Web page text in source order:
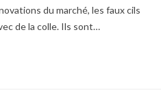
du marché, les faux cils
de la colle. Ils sont…